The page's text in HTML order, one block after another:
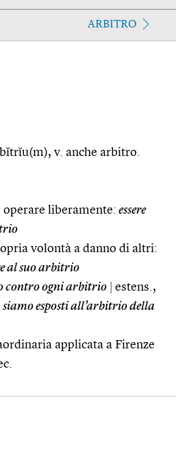
ARBITRO
v. anche arbitro.
liberamente: essere
volontà a danno di altri:
al suo arbitrio
contro ogni arbitrio
estens.,
siamo esposti all’arbitrio della
applicata a Firenze